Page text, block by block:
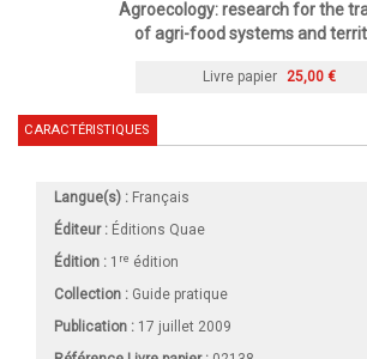
Agroecology: research for the
of agri-food systems and
Livre papier 25,00 €
CARACTÉRISTIQUES
Langue(s) : Français
Éditeur : Éditions Quae
Édition : 1 re édition
Collection : Guide pratique
Publication : 17 juillet 2009